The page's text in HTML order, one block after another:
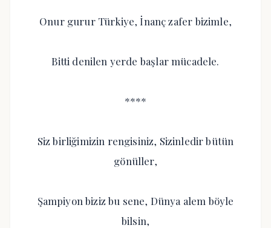
Onur gurur Türkiye, İnanç zafer bizimle,
Bitti denilen yerde başlar mücadele.
****
Siz birliğimizin rengisiniz, Sizinledir bütün
gönüller,
Şampiyon biziz bu sene, Dünya alem böyle
bilsin,